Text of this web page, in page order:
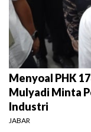
Menyoal PHK
Mulyadi Minta
Industri
JABAR